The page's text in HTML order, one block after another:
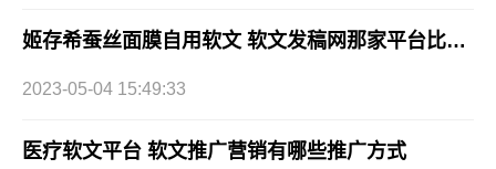
姬存希蚕丝面膜自用软文 软文发稿网那家平台比较好
2023-05-04 15:49:33
医疗软文平台 软文推广营销有哪些推广方式